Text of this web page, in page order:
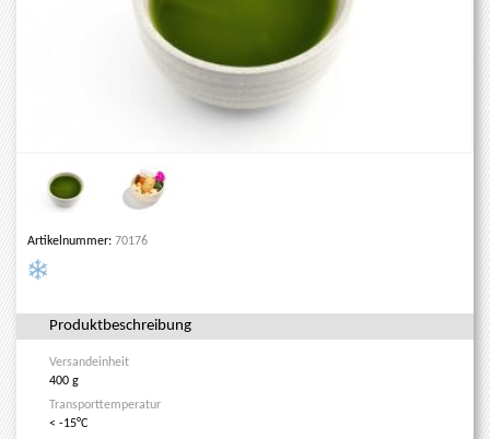
Artikelnummer: 70176
Produktbeschreibung
Versandeinheit
400 g
Transporttemperatur
< -15°C